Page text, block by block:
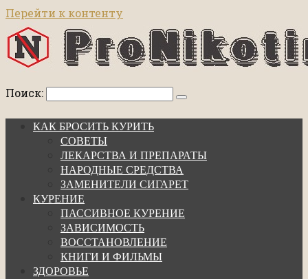
Перейти к контенту
Поиск:
КАК БРОСИТЬ КУРИТЬ
СОВЕТЫ
ЛЕКАРСТВА И ПРЕПАРАТЫ
НАРОДНЫЕ СРЕДСТВА
ЗАМЕНИТЕЛИ СИГАРЕТ
КУРЕНИЕ
ПАССИВНОЕ КУРЕНИЕ
ЗАВИСИМОСТЬ
ВОССТАНОВЛЕНИЕ
КНИГИ И ФИЛЬМЫ
ЗДОРОВЬЕ